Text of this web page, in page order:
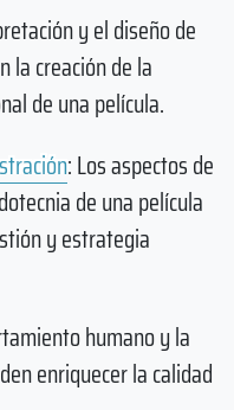
y el diseño de
la creación de la
de una película.
: Los aspectos de
de una película
y estrategia
humano y la
enriquecer la calidad